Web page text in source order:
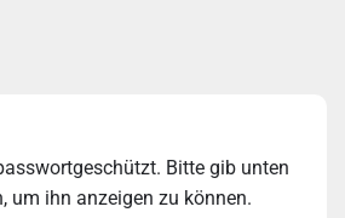
Bitte gib unten
um ihn anzeigen zu können.